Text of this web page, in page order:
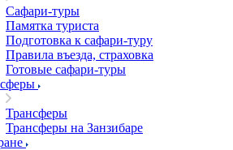
Сафари-туры
Памятка туриста
Подготовка к сафари-туру
Правила въезда, страховка
Готовые сафари-туры
Трансферы
Трансферы на Занзибаре